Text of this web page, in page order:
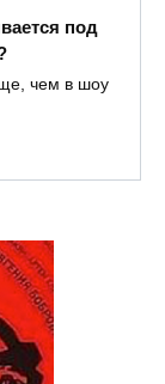
под
чем в шоу